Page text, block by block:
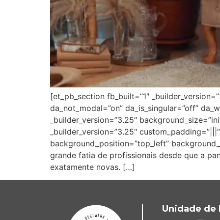
[et_pb_section fb_built=”1″
da_not_modal=”on” da_is_singular=”off”
_builder_version=”3.25″
_builder_version=”3.25″
background_position=”top_left”
grande fatia de profissionais desde que a
exatamente novas. […]
Unidade de